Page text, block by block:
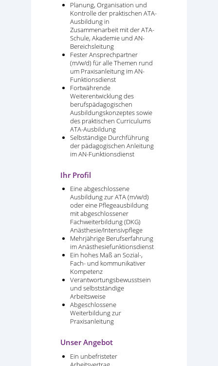
Planung, Organisation und
Kontrolle der praktischen ATA-
Ausbildung in
Zusammenarbeit mit der ATA-
Schule, Akademie und AN-
Bereichsleitung
Fester Ansprechpartner
(m/w/d) für alle Themen rund
um Praxisanleitung im AN-
Funktionsdienst
Fortwährende
Weiterentwicklung des
berufspädagogischen
Ausbildungskonzeptes sowie
des praktischen Curriculums
ATA-Ausbildung
Selbständige Durchführung
der pädagogischen Anleitung
im AN-Funktionsdienst
Ihr Profil
Eine abgeschlossene
Ausbildung zur ATA (m/w/d)
oder eine Pflegeausbildung
mit abgeschlossener
Fachweiterbildung (DKG)
Anästhesie/Intensivpflege
Mehrjährige Berufserfahrung
im Anästhesiefunktionsdienst
Ein hohes Maß an Sozial-,
Fach- und kommunikativer
Kompetenz
Verantwortungsbewusstsein
und selbstständige
Arbeitsweise
Abgeschlossene
Weiterbildung zur
Praxisanleitung
Unser Angebot
Ein unbefristeter